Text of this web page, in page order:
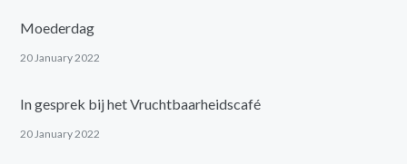
Moederdag
20 January 2022
In gesprek bij het Vruchtbaarheidscafé
20 January 2022